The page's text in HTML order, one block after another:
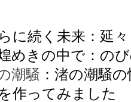
に続く未来：延
めきの中で：の
潮騒 ：渚の潮騒
作ってみました